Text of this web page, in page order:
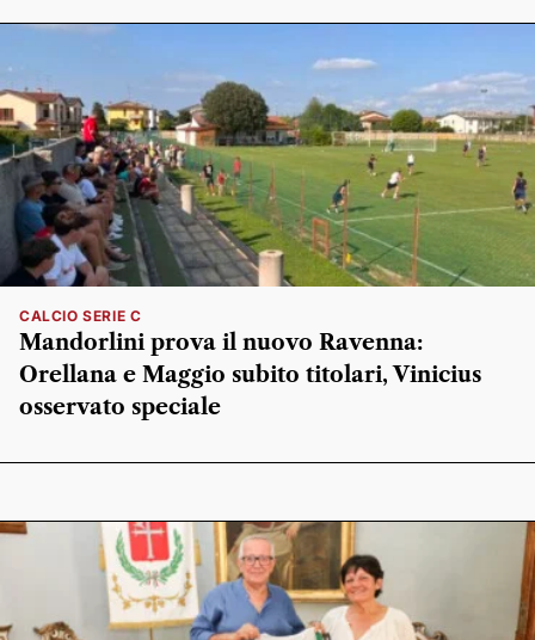
CALCIO SERIE C
Mandorlini prova il nuovo Ravenna:
Orellana e Maggio subito titolari, Vinicius
osservato speciale